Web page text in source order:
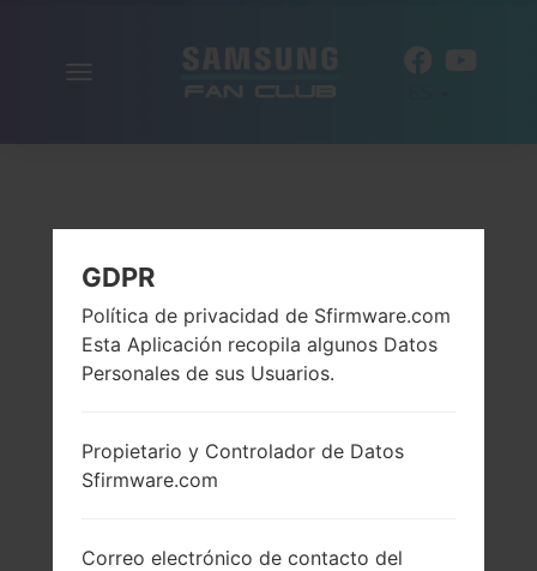
GDPR
Política de privacidad de Sfirmware.com
Esta Aplicación recopila algunos Datos
Personales de sus Usuarios.
Propietario y Controlador de Datos
Sfirmware.com
Correo electrónico de contacto del